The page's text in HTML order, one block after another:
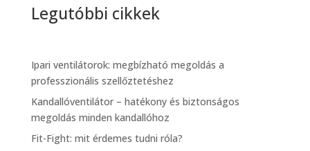
Legutóbbi cikkek
Ipari ventilátorok: megbízható megoldás a
professzionális szellőztetéshez
Kandallóventilátor – hatékony és biztonságos
megoldás minden kandallóhoz
Fit-Fight: mit érdemes tudni róla?